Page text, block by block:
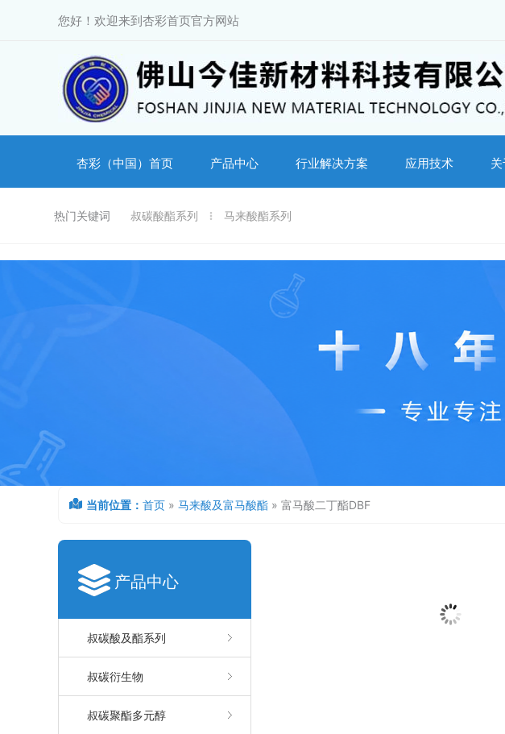
您好！欢迎来到杏彩首页官方网站
杏彩（中国）首页 产品中心 行业解决方案 应用技术
热门关键词 叔碳酸酯系列 马来酸酯系列
当前位置： 首页 » 马来酸及富马酸酯 » 富马酸二丁酯DBF
产品中心
叔碳酸及酯系列
叔碳衍生物
叔碳聚酯多元醇